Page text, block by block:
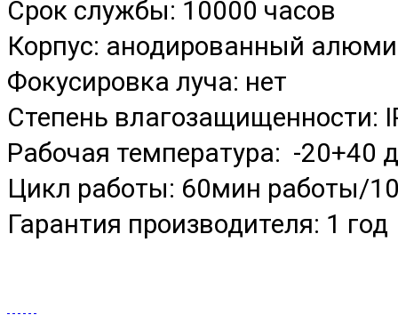
Срок службы: 10000 часов
Корпус: анодированный
Фокусировка луча: нет
Степень влагозащищенности:
Рабочая температура: -20+40
Цикл работы: 60мин работы/
Гарантия производителя: 1 год